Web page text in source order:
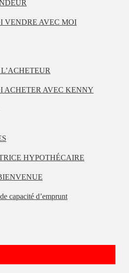
VENDRE AVEC MOI
ACHETER AVEC KENNY
HYPOTHÉCAIRE
capacité d’emprunt